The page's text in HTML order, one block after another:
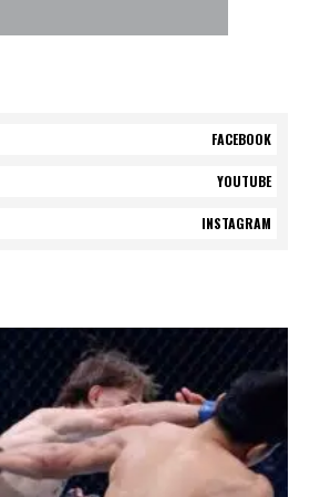
FACEBOOK
YOUTUBE
INSTAGRAM